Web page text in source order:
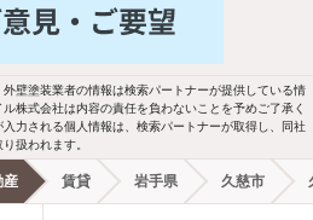
2階以上
ペット相談
独立洗面台
都市ガス
壁塗装業者の情報は検索パートナーが提供している情
株式会社は内容の責任を負わないことを予めご了承く
力される個人情報は、検索パートナーが取得し、同社
扱われます。
産 賃貸 岩手県 久慈市